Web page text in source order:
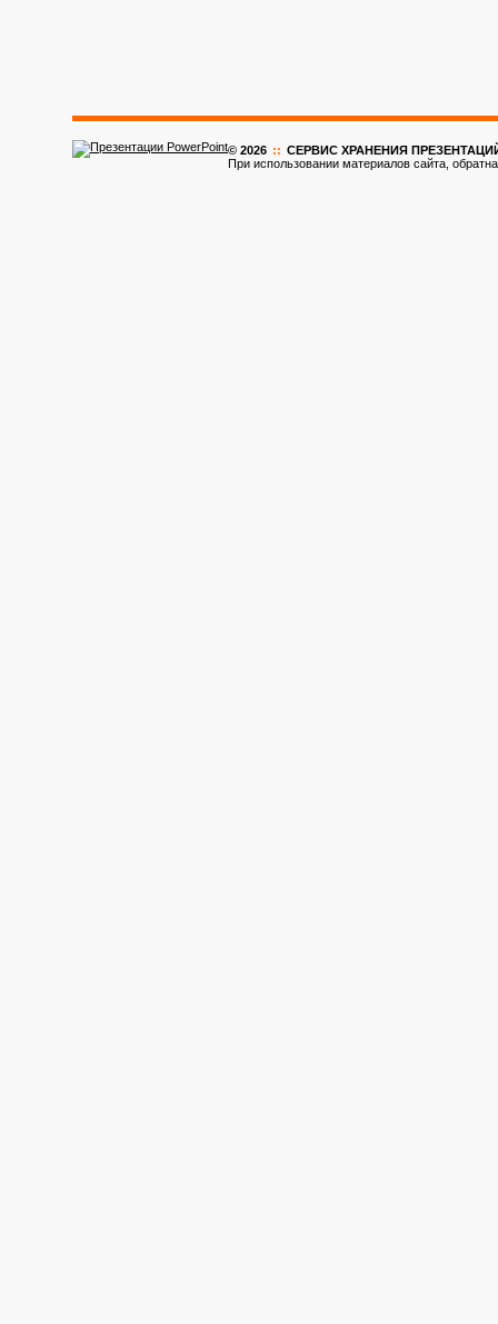
© 2026 :: CЕРВИС ХРАНЕНИЯ ПРЕЗЕНТАЦИЙ
При использовании материалов сайта,